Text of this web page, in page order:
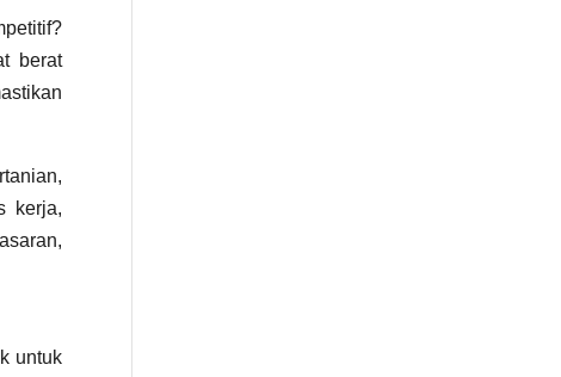
berat
kerja,
untuk